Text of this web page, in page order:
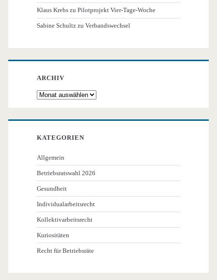
Klaus Krebs zuPilotprojekt Vier-Tage-Woche
Sabine Schultz zuVerbandswechsel
ARCHIV
Archiv
KATEGORIEN
Allgemein
Betriebsratswahl 2026
Gesundheit
Individualarbeitsrecht
Kollektivarbeitsrecht
Kuriositäten
Recht für Betriebsräte